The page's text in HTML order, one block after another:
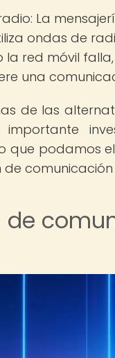
La
ondas de
red móvil
una
de las
que podamos
de